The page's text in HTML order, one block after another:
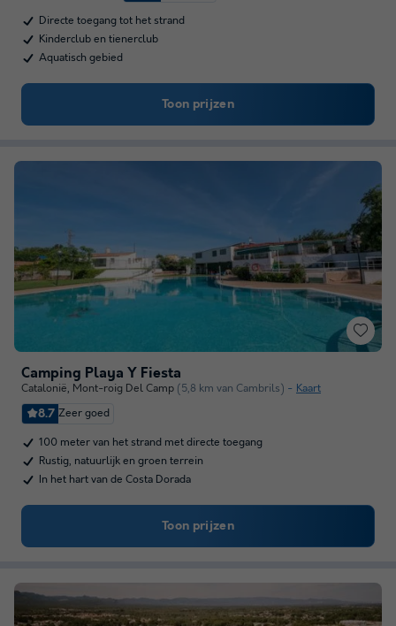
Directe toegang tot het strand
Kinderclub en tienerclub
Aquatisch gebied
Toon prijzen
Camping Playa Y Fiesta
Catalonië, Mont-roig Del Camp (5,8 km van Cambrils) Kaart
8.7 Zeer goed
100 meter van het strand met directe toegang
Rustig, natuurlijk en groen terrein
In het hart van de Costa Dorada
Toon prijzen